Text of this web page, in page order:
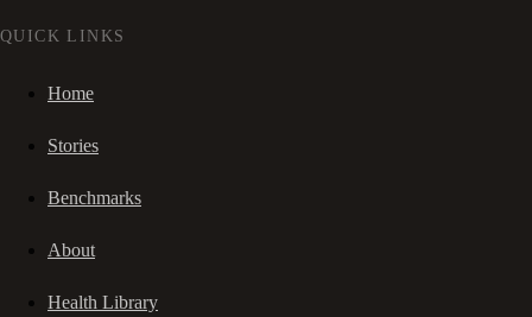
QUICK LINKS
Home
Stories
Benchmarks
About
Health Library